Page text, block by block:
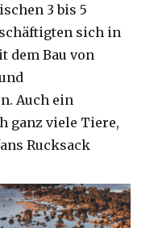
3 bis 5
sich in
dem Bau von
Auch ein
ganz viele Tiere,
Rucksack